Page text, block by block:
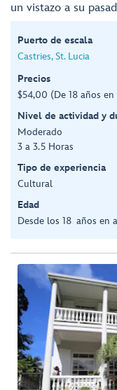
un vistazo a su
Puerto de escala
Castries, St. Lucia
Precios
$54,00 (De 18 años
Nivel de actividad y
Moderado
3 a 3.5 Horas
Tipo de experiencia
Cultural
Edad
Desde los 18 años en